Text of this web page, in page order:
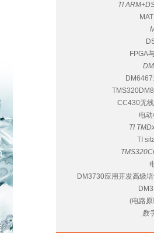
TI
FPGA
CC430无
电
TI
TI
DM3730应用开发高级
(电路
数